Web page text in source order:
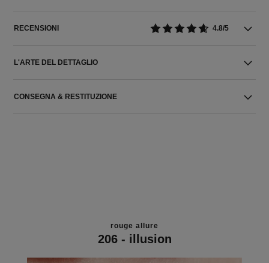
RECENSIONI 4.8/5
L'ARTE DEL DETTAGLIO
CONSEGNA & RESTITUZIONE
rouge allure
206 - illusion